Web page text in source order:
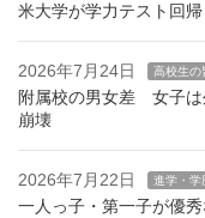
米大学が学力テスト回
2026年7月24日 高校生の
附属校の男女差 女子は
崩壊
2026年7月22日 進学・学
一人っ子・第一子が優